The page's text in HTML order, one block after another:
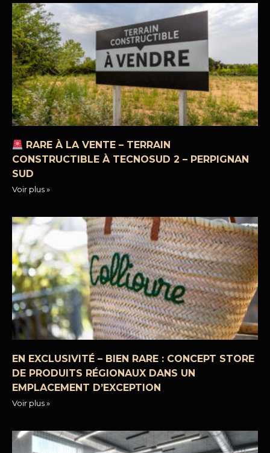
RARE À LA VENTE – TERRAIN
CONSTRUCTIBLE À TECNOSUD 2 – PERPIGNAN
SUD
Voir plus »
EN EXCLUSIVITÉ – BIEN RARE : CONCEPT STORE
DE PRODUITS RÉGIONAUX DANS UN
EMPLACEMENT D’EXCEPTION
Voir plus »